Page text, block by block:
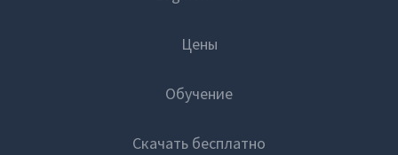
Блог
Вход
Закрыть
Цены
Обучение
Скачать бесплатно